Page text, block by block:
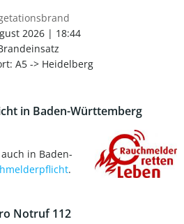
2026| 18:44
A5 -> Heidelberg
in Baden-Württemberg
in Baden-
.
Notruf 112